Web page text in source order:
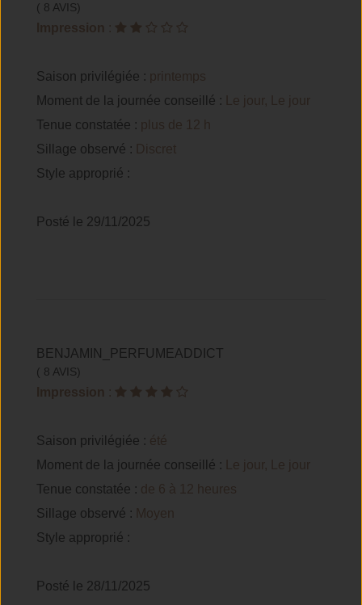
( 8 AVIS)
Impression :
Saison privilégiée : printemps
Moment de la journée conseillé :
Le jour, Le jour
Tenue constatée : plus de 12 h
Sillage observé : Discret
Style approprié :
Posté le 29/11/2025
BENJAMIN_PERFUMEADDICT
( 8 AVIS)
Impression :
Saison privilégiée : été
Moment de la journée conseillé :
Le jour, Le jour
Tenue constatée : de 6 à 12 heures
Sillage observé : Moyen
Style approprié :
Posté le 28/11/2025